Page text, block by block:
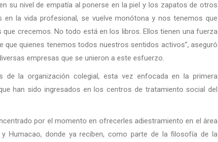
su nivel de empatía al ponerse en la piel y los zapatos de otros
en la vida profesional, se vuelve monótona y nos tenemos que
crecemos. No todo está en los libros. Ellos tienen una fuerza
que quienes tenemos todos nuestros sentidos activos”, aseguró
empresas que se unieron a este esfuerzo.
la organización colegial, esta vez enfocada en la primera
han sido ingresados en los centros de tratamiento social del
por el momento en ofrecerles adiestramiento en el área
Humacao, donde ya reciben, como parte de la filosofía de la